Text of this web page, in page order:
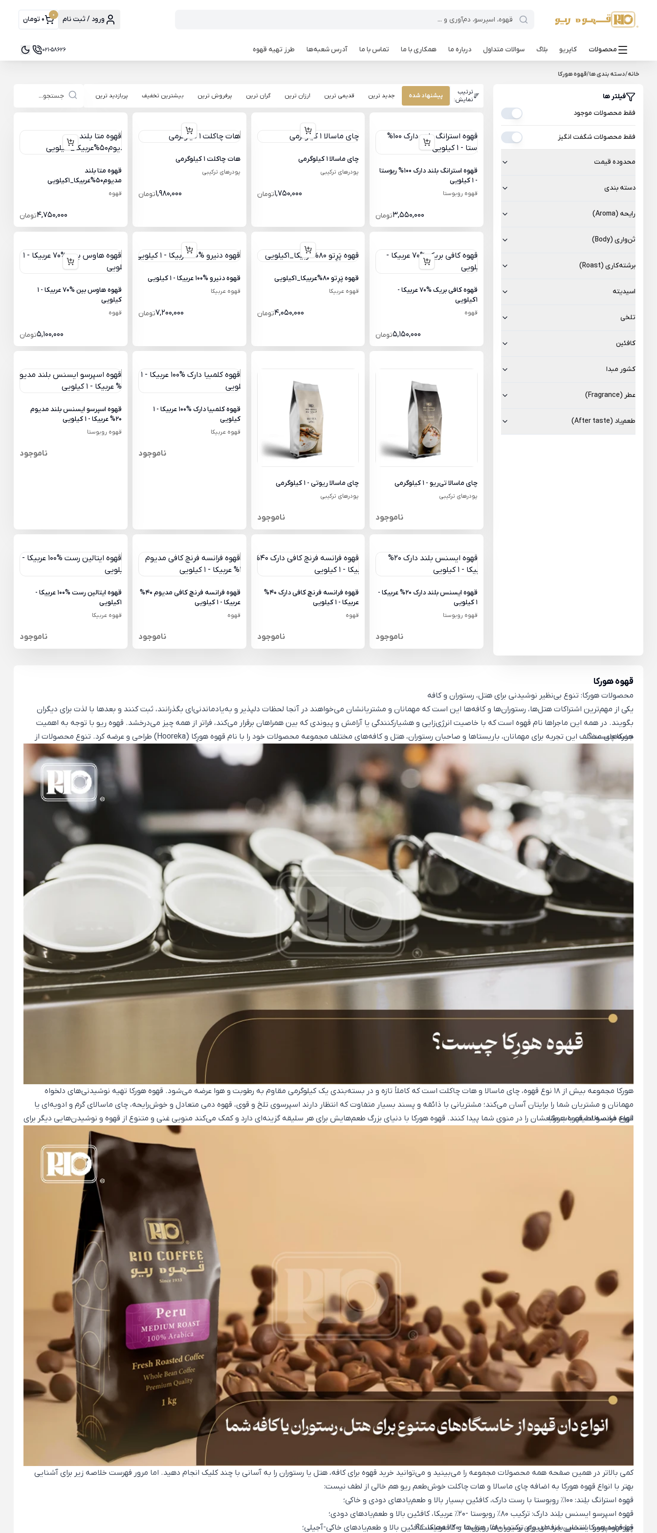
ورود / ثبت نام 0 0 تومان
محصولات کاپریو بلاگ سوالات متداول درباره ما همکاری با ما تماس با ما آدرس شعبه‌ها طرز تهیه قهوه 021-58626
خانه/دسته بندی ها/قهوه هورکا
فیلتر ها
فقط محصولات موجود
فقط محصولات شگفت انگیز
محدوده قیمت
دسته بندی
رایحه (Aroma)
تَن‌واری (Body)
برشته‌کاری (Roast)
اسیدیته
تلخی
کافئين
کشور مبدا
عطر (Fragrance)
طعم‌یاد (After taste)
ترتیب
نمایش:
پیشنهاد شده جدید ترین قدیمی ترین ارزان ترین گران ترین پرفروش ترین بیشترین تخفیف پربازدید ترین
قهوه استرانگ بلند دارک 100% ربوستا
- 1 کیلویی
قهوه روبوستا
3,550,000تومان
چای ماسالا 1 کیلوگرمی
پودرهای ترکیبی
1,750,000تومان
هات چاکلت 1 کیلوگرمی
پودرهای ترکیبی
1,980,000تومان
قهوه متا بلند
مدیوم50%عربیکا_1کیلویی
قهوه
4,750,000تومان
قهوه کافی بریک %70 عربیکا -
1کیلویی
قهوه
5,150,000تومان
قهوه پَرِتو 80%عربیکا_1کیلویی
قهوه عربیکا
4,050,000تومان
قهوه دنیرو %100 عربیکا - 1 کیلویی
قهوه عربیکا
7,200,000تومان
قهوه هاوس بین %70 عربیکا - 1
کیلویی
قهوه
5,100,000تومان
چای ماسالا تی‌ریو - 1 کیلوگرمی
پودرهای ترکیبی
ناموجود
چای ماسالا ریوتی - 1 کیلوگرمی
پودرهای ترکیبی
ناموجود
قهوه کلمبیا دارک %100 عربیکا - 1
کیلویی
قهوه عربیکا
ناموجود
قهوه اسپرسو ایسنس بلند مدیوم
20% عربیکا - 1 کیلویی
قهوه روبوستا
ناموجود
قهوه ایسنس بلند دارک 20% عربیکا -
1 کیلویی
قهوه روبوستا
ناموجود
قهوه فرانسه فرنچ کافی دارک 40%
عربیکا - 1 کیلویی
قهوه
ناموجود
قهوه فرانسه فرنچ کافی مدیوم 40%
عربیکا - 1 کیلویی
قهوه
ناموجود
قهوه ایتالین رست %100 عربیکا -
1کیلویی
قهوه عربیکا
ناموجود
قهوه هورکا
محصولات هورکا: تنوع بی‌نظیر نوشیدنی برای هتل‌، رستوران‌ و کافه‌
یکی از مهم‌ترین اشتراکات هتل‌ها، رستوران‌ها و کافه‌ها این است که مهمانان و مشتریانشان می‌خواهند در آنجا لحظات دلپذیر و به‌یادماندنی‌ای بگذرانند، ثبت کنند و بعدها با لذت برای دیگران
بگویند. در همه این ماجراها نام قهوه است که با خاصیت انرژی‌زایی و هشیارکنندگی یا آرامش و پیوندی که بین همراهان برقرار می‌کند، فراتر از همه چیز می‌درخشد. قهوه ریو با توجه به اهمیت
جنبه‌های مختلف این تجربه برای مهمانان، باریستاها و صاحبان رستوران‌، هتل‌ و کافه‌های مختلف مجموعه محصولات خود را با نام قهوه هورِکا (Hooreka) طراحی و عرضه کرد. تنوع محصولات از
انواع قهوه دمی و اسپرسو با خاستگاه و ترکیب و رست متفاوت تا چای ماسالا و هات چاکلت در کنار کیفیت بالا و عطر و طعم بی‌نظیر، هورکا را به گزینه ایدئال آشپزخانه‌ شما در کار با انواع ابزارهای
دم‌آوری تبدیل می‌کند. علاوه بر این، دسته محصولات هورکا به‌طور ویژه برای استفاده در رستوران‌، هتل‌ یا کافه‌ پرطرفدار شما طراحی شده و در بسته‌بندی‌های یک کیلوگرمی عرضه می‌شود تا حجم
بالای مصرف روزانه مشتریانتان را به ‌خوبی برآورده کند.
هورکا چیست؟
هورکا مجموعه‌ بیش از 18 نوع قهوه، چای ماسالا و هات چاکلت است که کاملاً تازه و در بسته‌بندی یک کیلوگرمی مقاوم به رطوبت و هوا عرضه می‌شود. قهوه هورکا تهیه نوشیدنی‌های دلخواه
مهمانان و مشتریان شما را برایتان آسان می‌کند؛ مشتریانی با ذائقه‌ و پسند بسیار متفاوت که انتظار دارند اسپرسوی تلخ و قوی، قهوه دمی متعادل و خوش‌رایحه، چای ماسالای گرم و ادویه‌ای یا
قهوه فرانسه لطیف باب طبعشان را در منوی شما پیدا کنند. قهوه هورکا با دنیای بزرگ طعم‌هایش برای هر سلیقه‌ گزینه‌ای دارد و کمک می‌کند منویی غنی و متنوع از قهوه‌ و نوشیدن‌هایی دیگر برای
رستوران‌، هتل‌ یا کافه‌‌تان طراحی کنید و پاسخگوی ساده‌ترین تا خاص‌ترین سفارش‌های مشتریانتان باشید. محصولات قهوه هورکا انتخابی مناسب در هتل‌ها برای سرو همراه صبحانه و پذیرایی در
لابی، هماهنگ با منوی صبحانه و دسرهای مختلف رستوران‌ها و گزینه‌ای عالی برای تهیه انواع قهوه دمی، اسپرسوهای باکیفیت و نوشیدنی‌های ترکیبی بر پایه قهوه در کافه‌هاست.
انواع محصولات قهوه هورکا
کمی بالاتر در همین صفحه همه محصولات مجموعه را می‌بینید و می‌توانید خرید قهوه برای کافه، هتل یا رستوران را به آسانی با چند کلیک انجام دهید. اما مرور فهرست خلاصه زیر برای آشنایی
بهتر با انواع قهوه هورکا به اضافه چای ماسالا و هات چاکلت خوش‌طعم ریو هم خالی از لطف نیست:
قهوه استرانگ بلِند: 100٪ روبوستا با رست دارک، کافئین بسیار بالا و طعم‌یادهای دودی و خاکی؛
قهوه اسپرسو ایسنس بلِند دارک: ترکیب 80٪ روبوستا -20٪ عربیکا، کافئین بالا و طعم‌یادهای دودی؛
قهوه اسپرسو ایسنس بلِند مدیوم: ترکیب 80٪ روبوستا -20٪ عربیکا، کافئین بالا و طعم‌یادهای خاکی-آجیلی؛
چرا قهوه هورکا انتخابی حرفه‌ای برای رستوران‌ها، هتل‌ها و کافه‌هاست؟